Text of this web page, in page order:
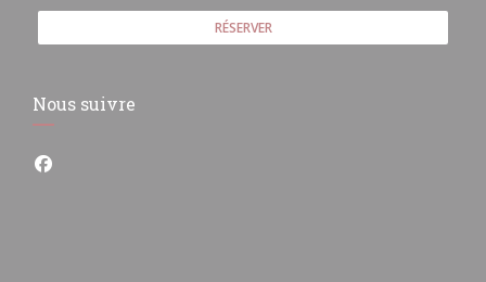
RÉSERVER
Nous suivre
Facebook ((ouvre une nouvelle fenêtre))